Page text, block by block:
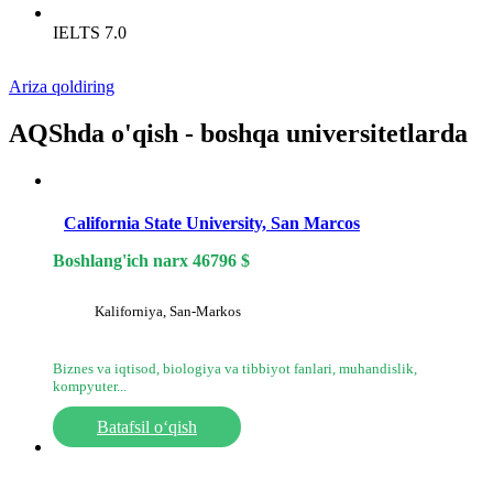
IELTS 7.0
Ariza qoldiring
AQShda o'qish - boshqa universitetlarda
California State University, San Marcos
Boshlang'ich narx 46796 $
Kaliforniya, San-Markos
Biznes va iqtisod, biologiya va tibbiyot fanlari, muhandislik,
kompyuter...
Batafsil o‘qish